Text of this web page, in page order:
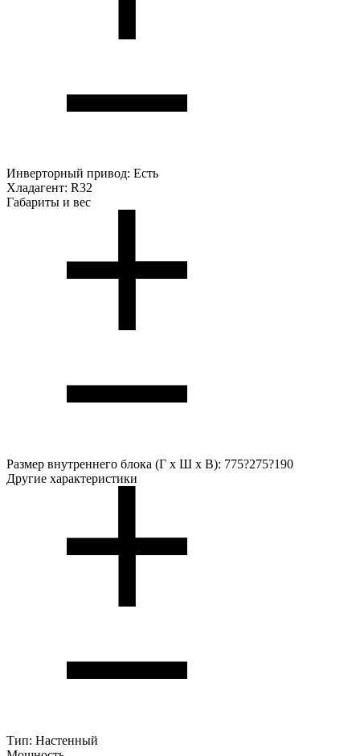
Инверторный привод: Есть
Хладагент: R32
Габариты и вес
Размер внутреннего блока (Г х Ш х В): 775?275?190
Другие характеристики
Тип: Настенный